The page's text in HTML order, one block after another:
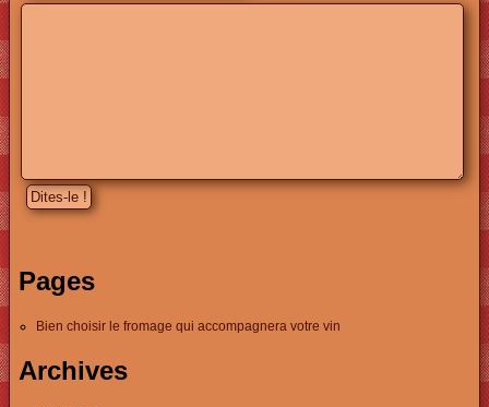
Pages
Bien choisir le fromage qui accompagnera votre vin
Archives